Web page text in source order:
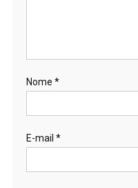
Nome *
E-mail *